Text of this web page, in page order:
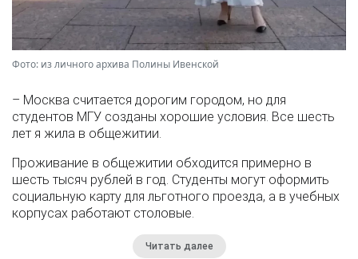
Фото: из личного архива Полины Ивенской
– Москва считается дорогим городом, но для
студентов МГУ созданы хорошие условия. Все шесть
лет я жила в общежитии.
Проживание в общежитии обходится примерно в
шесть тысяч рублей в год. Студенты могут оформить
социальную карту для льготного проезда, а в учебных
корпусах работают столовые.
Читать далее